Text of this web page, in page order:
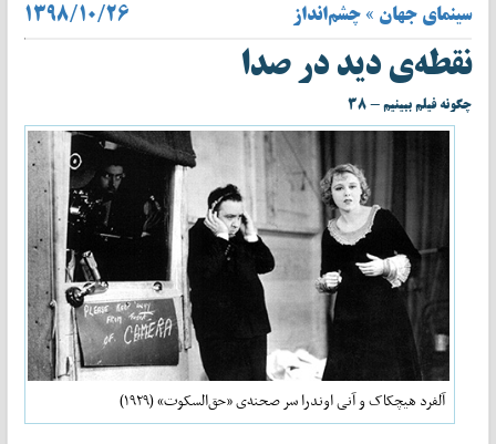
سینمای جهان » چشم‌انداز ۱۳۹۸/۱۰/۲۶
نقطه‌ی دید در صدا
چگونه فیلم ببینیم - ۳۸
آلفرد هیچکاک و آنی اوندرا سر صحنه‌ی «حق‌السکوت» (۱۹۲۹)